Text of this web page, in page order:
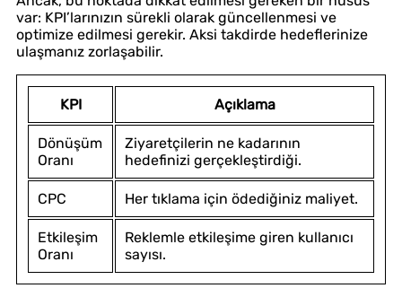
var: KPI’larınızın sürekli olarak güncellenmesi ve
optimize edilmesi gerekir. Aksi takdirde hedeflerinize
ulaşmanız zorlaşabilir.
KPI Açıklama
Dönüşüm
Oranı
Ziyaretçilerin ne kadarının
hedefinizi gerçekleştirdiği.
CPC Her tıklama için ödediğiniz maliyet.
Etkileşim
Oranı
Reklemle etkileşime giren kullanıcı
sayısı.